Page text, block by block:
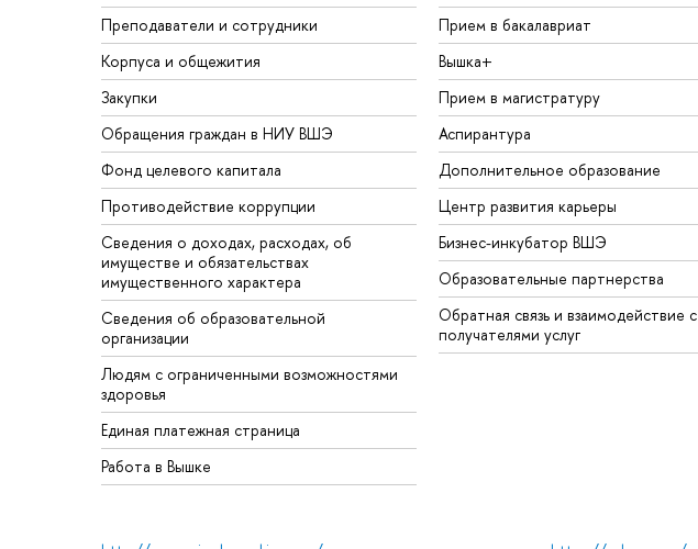
Преподаватели и сотрудники
Корпуса и общежития
Закупки
Обращения граждан в НИУ ВШЭ
Фонд целевого капитала
Противодействие коррупции
Сведения о доходах, расходах, об
имуществе и обязательствах
имущественного характера
Сведения об образовательной
организации
Людям с ограниченными возможностями
здоровья
Единая платежная страница
Работа в Вышке
Прием в бакалавриат
Вышка+
Прием в магистратуру
Аспирантура
Дополнительное образование
Центр развития карьеры
Бизнес-инкубатор ВШЭ
Образовательные партнерства
Обратная связь и взаимодействие с
получателями услуг